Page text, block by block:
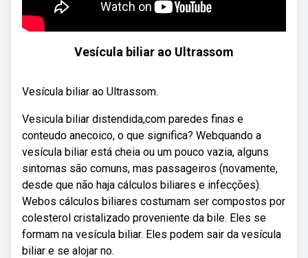
Vesícula biliar ao Ultrassom
Vesícula biliar ao Ultrassom.
Vesicula biliar distendida,com paredes finas e
conteudo anecoico, o que significa? Webquando a
vesícula biliar está cheia ou um pouco vazia, alguns
sintomas são comuns, mas passageiros (novamente,
desde que não haja cálculos biliares e infecções).
Webos cálculos biliares costumam ser compostos por
colesterol cristalizado proveniente da bile. Eles se
formam na vesícula biliar. Eles podem sair da vesícula
biliar e se alojar no.